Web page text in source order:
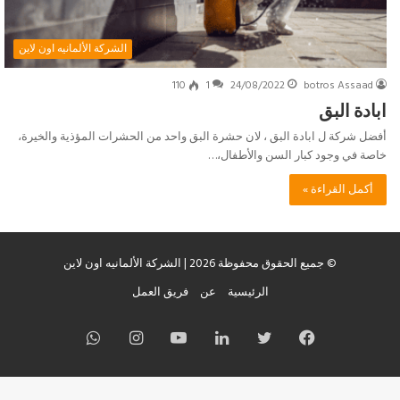
الشركة الألمانيه اون لاين
botros Assaad
24/08/2022
1
110
ابادة البق
أفضل شركة ل ابادة البق ، لان حشرة البق واحد من الحشرات المؤذية والخيرة،
خاصة في وجود كبار السن والأطفال،…
أكمل القراءة »
© جميع الحقوق محفوظة 2026 | الشركة الألمانيه اون لاين
الرئيسية
عن فريق العمل
فيسبوك تويتر لينكدإن يوتيوب انستقرام